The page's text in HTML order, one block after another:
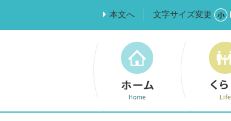
本文へ 文字サイズ変更